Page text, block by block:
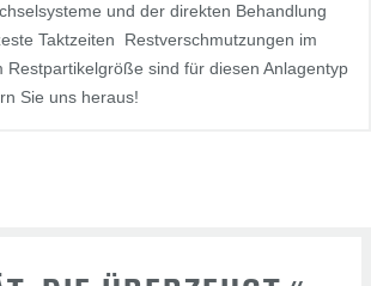
und der direkten Behandlung
Taktzeiten Restverschmutzungen im
Restpartikelgröße sind für diesen Anlagentyp
Sie uns heraus!